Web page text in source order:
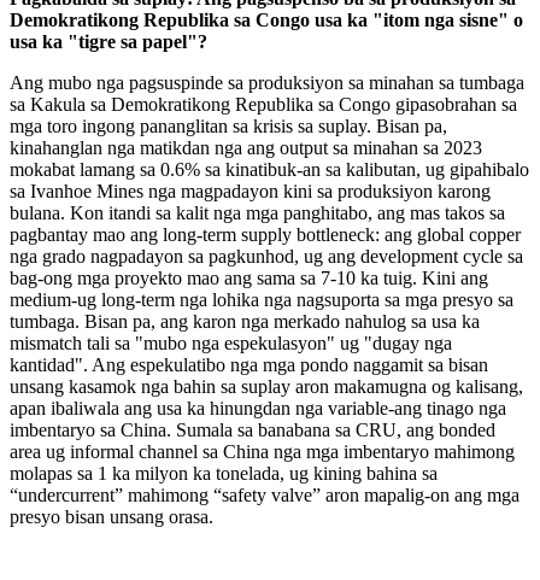
Demokratikong Republika sa Congo usa ka "itom nga sisne" o
usa ka "tigre sa papel"?
Ang mubo nga pagsuspinde sa produksiyon sa minahan sa tumbaga
sa Kakula sa Demokratikong Republika sa Congo gipasobrahan sa
mga toro ingong pananglitan sa krisis sa suplay. Bisan pa,
kinahanglan nga matikdan nga ang output sa minahan sa 2023
mokabat lamang sa 0.6% sa kinatibuk-an sa kalibutan, ug gipahibalo
sa Ivanhoe Mines nga magpadayon kini sa produksiyon karong
bulana. Kon itandi sa kalit nga mga panghitabo, ang mas takos sa
pagbantay mao ang long-term supply bottleneck: ang global copper
nga grado nagpadayon sa pagkunhod, ug ang development cycle sa
bag-ong mga proyekto mao ang sama sa 7-10 ka tuig. Kini ang
medium-ug long-term nga lohika nga nagsuporta sa mga presyo sa
tumbaga. Bisan pa, ang karon nga merkado nahulog sa usa ka
mismatch tali sa "mubo nga espekulasyon" ug "dugay nga
kantidad". Ang espekulatibo nga mga pondo naggamit sa bisan
unsang kasamok nga bahin sa suplay aron makamugna og kalisang,
apan ibaliwala ang usa ka hinungdan nga variable-ang tinago nga
imbentaryo sa China. Sumala sa banabana sa CRU, ang bonded
area ug informal channel sa China nga mga imbentaryo mahimong
molapas sa 1 ka milyon ka tonelada, ug kining bahina sa
“undercurrent” mahimong “safety valve” aron mapalig-on ang mga
presyo bisan unsang orasa.